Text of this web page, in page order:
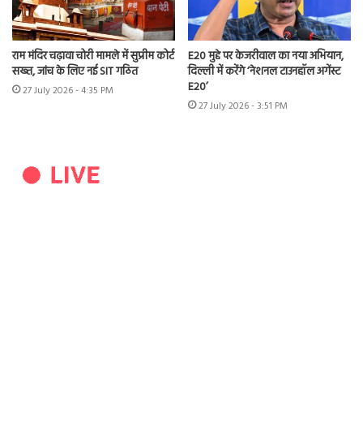
राम मंदिर चढ़ावा चोरी मामले में सुप्रीम कोर्ट
सख्त, जांच के लिए नई SIT गठित
27 July 2026 - 4:35 PM
E20 मुद्दे पर केजरीवाल का नया अभियान,
दिल्ली में करेंगे ‘नेशनल टाउनहॉल अगेंस्ट
E20’
27 July 2026 - 3:51 PM